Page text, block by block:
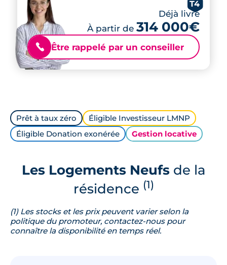
T4
Déjà livré
À partir de 314 000€
📞 Être rappelé par un conseiller
Prêt à taux zéro
Éligible Investisseur LMNP
Éligible Donation exonérée
Gestion locative
Les Logements Neufsde la
résidence (1)
(1) Les stocks et les prix peuvent varier selon la
politique du promoteur, contactez-nous pour
connaître la disponibilité en temps réel.